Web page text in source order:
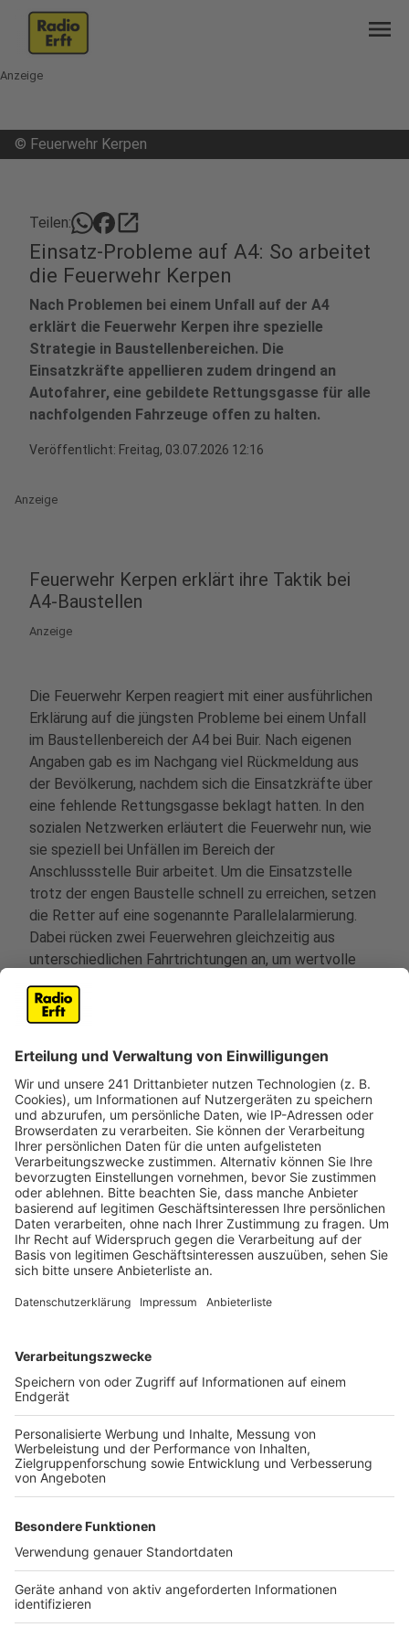
menu
Anzeige
© Feuerwehr Kerpen
Teilen: open_in_new
Einsatz-Probleme auf A4: So arbeitet
die Feuerwehr Kerpen
Nach Problemen bei einem Unfall auf der A4
erklärt die Feuerwehr Kerpen ihre spezielle
Strategie in Baustellenbereichen. Die
Einsatzkräfte appellieren zudem dringend an
Autofahrer, eine gebildete Rettungsgasse für alle
nachfolgenden Fahrzeuge offen zu halten.
Veröffentlicht: Freitag, 03.07.2026 12:16
Anzeige
Feuerwehr Kerpen erklärt ihre Taktik bei
A4-Baustellen
Anzeige
Die Feuerwehr Kerpen reagiert mit einer ausführlichen
Erklärung auf die jüngsten Probleme bei einem Unfall
im Baustellenbereich der A4 bei Buir. Nach eigenen
Angaben gab es im Nachgang viel Rückmeldung aus
der Bevölkerung, nachdem sich die Einsatzkräfte über
eine fehlende Rettungsgasse beklagt hatten. In den
sozialen Netzwerken erläutert die Feuerwehr nun, wie
sie speziell bei Unfällen im Bereich der
Anschlussstelle Buir arbeitet. Um die Einsatzstelle
trotz der engen Baustelle schnell zu erreichen, setzen
die Retter auf eine sogenannte Parallelalarmierung.
Dabei rücken zwei Feuerwehren gleichzeitig aus
unterschiedlichen Fahrtrichtungen an, um wertvolle
Zeit zu sparen. Zusätzlich erkundet der Löschzug Buir
die Lage von Autobahnbrücken aus, um sich einen
Überblick zu verschaffen und möglicherweise auch zu
Fuß zur Unfallstelle vorzurücken.
Die Einsatzkräfte betonen, dass Autofahrer schon mit
einer freien Zufahrt bis unmittelbar vor den
Baustellenbereich eine erhebliche Hilfe leisten. Ein
besonderes Anliegen ist der Feuerwehr Kerpen zudem
das korrekte Verhalten in einer Rettungsgasse.
Autofahrer sollen diese auf keinen Fall sofort wieder
schließen, sobald das erste Einsatzfahrzeug
vorbeigefahren ist. Oft müssen mehrere Fahrzeuge
von Feuerwehr, Rettungsdienst und Polizei
nacheinander zum Einsatzort gelangen. Nur wenn die
Gasse dauerhaft offen bleibt, kann die Hilfe für
Anzeige
Weitere Themen von Rhein und Erft
Anzeige
Brühl/Pulheim: Feuerwehr bei Feld- und Waldbrand
Stadtbücherei Erftstadt eröffnet neuen Standort
Brühler Max-Ernst-Museum schließt für
Bauarbeiten